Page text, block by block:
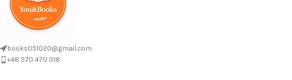
books051020@gmail.com
+48 570 470 018